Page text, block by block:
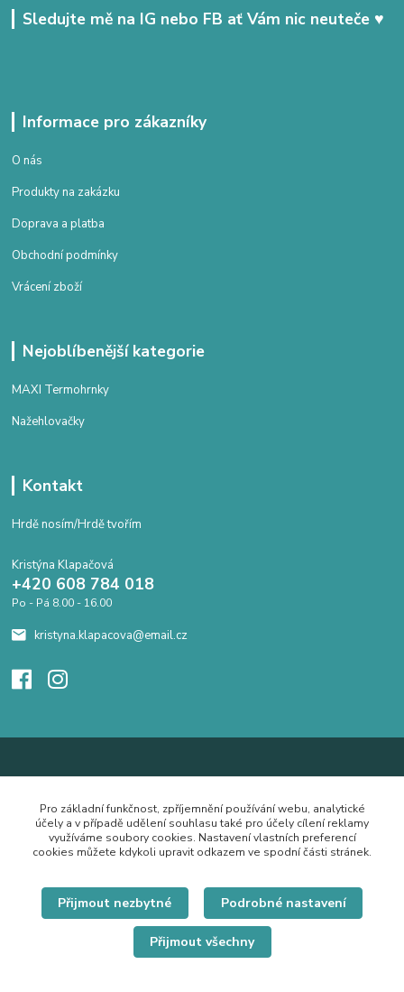
Sledujte mě na IG nebo FB ať Vám nic neuteče ♥
Informace pro zákazníky
O nás
Produkty na zakázku
Doprava a platba
Obchodní podmínky
Vrácení zboží
Nejoblíbenější kategorie
MAXI Termohrnky
Nažehlovačky
Kontakt
Hrdě nosím/Hrdě tvořím
Kristýna Klapačová
+420 608 784 018
Po - Pá 8.00 - 16.00
kristyna.klapacova@email.cz
Pro základní funkčnost, zpříjemnění používání webu, analytické
účely a v případě udělení souhlasu také pro účely cílení reklamy
využíváme soubory cookies. Nastavení vlastních preferencí
cookies můžete kdykoli upravit odkazem ve spodní části stránek.
Přijmout nezbytné Podrobné nastavení
Přijmout všechny